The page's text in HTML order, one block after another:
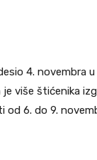
4. novembra
više štićenika
6. do 9.